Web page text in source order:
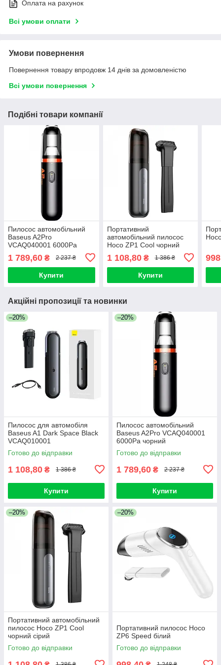
Оплата на рахунок
Всі умови оплати
Умови повернення
Повернення товару впродовж 14 днів за домовленістю
Всі умови повернення
Подібні товари компанії
Пилосос автомобільний
Baseus A2Pro
VCAQ040001 6000Pa
1 789,60 ₴ 2 237 ₴
Купити
Портативний
автомобільний пилосос
Hoco ZP1 Cool чорний
1 108,80₴ 1 386 ₴
Купити
Акційні пропозиції та новинки
–20%
Пилосос для автомобіля
Baseus A1 Dark Space Black
VCAQ010001
Готово до відправки
1 108,80 ₴ 1 386 ₴
Купити
–20%
Пилосос автомобільний
Baseus A2Pro VCAQ040001
6000Pa чорний
Готово до відправки
1 789,60 ₴ 2 237 ₴
Купити
–20%
Портативний автомобільний
пилосос Hoco ZP1 Cool
чорний сірий
Готово до відправки
–20%
Портативний пилосос Hoco
ZP6 Speed білий
Готово до відправки